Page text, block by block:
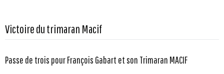
Victoire du trimaran Macif
Passe de trois pour François Gabart et son Trimaran MACIF